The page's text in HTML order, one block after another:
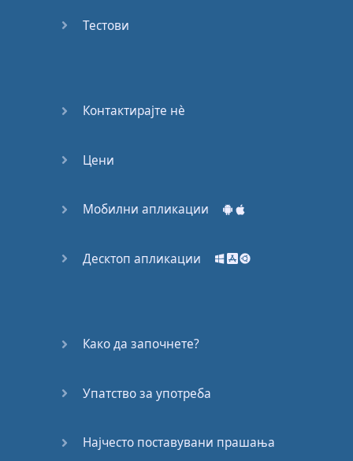
Тестови
Контактирајте нѐ
Цени
Мобилни апликации
Десктоп апликации
Како да започнете?
Упатство за употреба
Најчесто поставувани прашања